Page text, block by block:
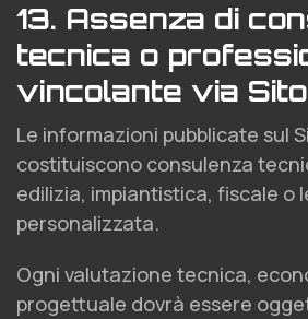
13. Assenza di
tecnica o
vincolante via Sito
Le informazioni pubblicate sul
costituiscono consulenza
edilizia, impiantistica, fiscale o
personalizzata.
Ogni valutazione tecnica,
progettuale dovrà essere